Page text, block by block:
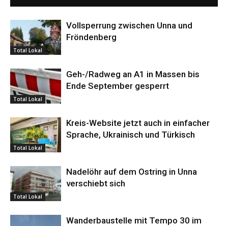
Total Lokal
Vollsperrung zwischen Unna und
Fröndenberg
Total Lokal
Geh-/Radweg an A1 in Massen bis
Ende September gesperrt
Total Lokal
Kreis-Website jetzt auch in einfacher
Sprache, Ukrainisch und Türkisch
Total Lokal
Nadelöhr auf dem Ostring in Unna
verschiebt sich
Wanderbaustelle mit Tempo 30 im